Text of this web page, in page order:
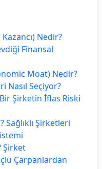
Nedir?
Finansal
Moat) Nedir?
Nasıl Seçiyor?
Şirketin İflas Riski
Sağlıklı Şirketleri
Şirket
Çarpanlardan